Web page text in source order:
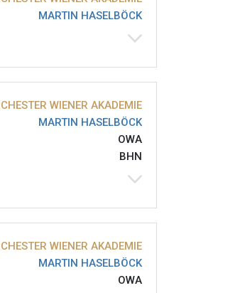
MARTIN HASELBÖCK
WIENER AKADEMIE
MARTIN HASELBÖCK
OWA
BHN
WIENER AKADEMIE
MARTIN HASELBÖCK
OWA